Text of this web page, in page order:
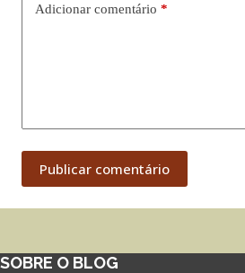
Adicionar comentário *
Publicar comentário
SOBRE O BLOG